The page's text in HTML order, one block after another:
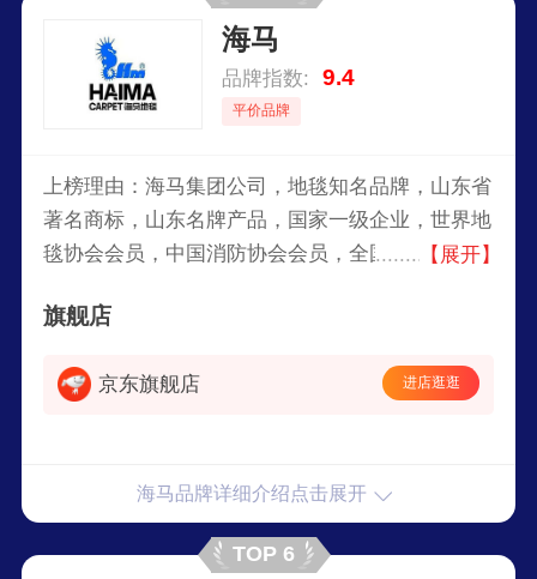
海马
品牌指数: 9.4
平价品牌
上榜理由：海马集团公司，地毯知名品牌，山东省
著名商标，山东名牌产品，国家一级企业，世界地
毯协会会员，中国消防协会会员，全国出口创汇先
大型地毯专业生产企业。
【展开】
旗舰店
京东旗舰店 进店逛逛
海马品牌详细介绍点击展开
TOP 6